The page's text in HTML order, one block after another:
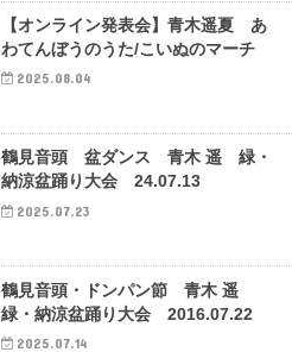
【オンライン発表会】青木遥夏 あ
わてんぼうのうた/こいぬのマーチ
2025.08.04
鶴見音頭 盆ダンス 青木 遥 緑・
納涼盆踊り大会 24.07.13
2025.07.23
鶴見音頭・ドンパン節 青木 遥
緑・納涼盆踊り大会 2016.07.22
2025.07.14